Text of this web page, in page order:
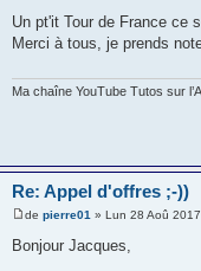
Un pt'it Tour de France ce
Merci à tous, je prends
Ma chaîne YouTube Tutos sur
Re: Appel d'offres ;-))
depierre01 » Lun 28 Aoû
Bonjour Jacques,